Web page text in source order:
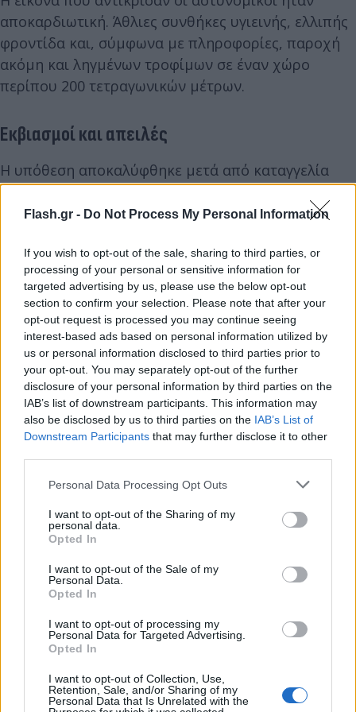
Flash.gr - Do Not Process My Personal Information
If you wish to opt-out of the sale, sharing to third parties, or
processing of your personal or sensitive information for
targeted advertising by us, please use the below opt-out
section to confirm your selection. Please note that after your
opt-out request is processed you may continue seeing
interest-based ads based on personal information utilized by
us or personal information disclosed to third parties prior to
your opt-out. You may separately opt-out of the further
disclosure of your personal information by third parties on the
IAB’s list of downstream participants. This information may
also be disclosed by us to third parties on the IAB’s List of
Downstream Participants that may further disclose it to other
Please note that this website/app uses one or more Google
not limited to your visit or usage behaviour. You may click to
grant or deny consent to Google and its third-party tags to
use your data for below specified purposes in below Google
consent section.
Personal Data Processing Opt Outs
I want to opt-out of the Sharing of my
personal data.
Opted In
I want to opt-out of the Sale of my
Personal Data.
Opted In
I want to opt-out of processing my
Personal Data for Targeted Advertising.
Opted In
I want to opt-out of Collection, Use,
Retention, Sale, and/or Sharing of my
Personal Data that Is Unrelated with the
αποκαρδιωτική. Άθλιες συνθήκες υγιεινής, ελλιπής
φροντίδα και, σύμφωνα με πληροφορίες, παροχή
ακόμη και ληγμένων τροφίμων σε έναν χώρο
περίπου 200 τετραγωνικών μέτρων.
Εκβιασμοί και απειλές
Η υπόθεση αποκαλύφθηκε μετά από καταγγελία
κόρης μίας εκ των ηλικιωμένων, η οποία είχε
συμφωνήσει να καταβάλλει 650 ευρώ μηνιαίως για
φέρεται να απαίτησε επιπλέον 2.000 ευρώ,
απειλώντας ότι σε διαφορετική περίπτωση θα την
εγκαταλείψει «σε κάδο απορριμμάτων». Οι απειλές,
μάλιστα, φέρονται να ενισχύθηκαν από ανώνυμη
τηλεφωνική κλήση άνδρα.